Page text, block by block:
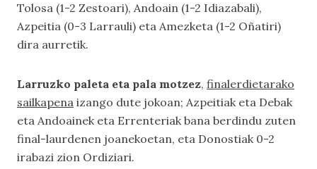
Tolosa (1-2 Zestoari), Andoain (1-2 Idiazabali),
Azpeitia (0-3 Larrauli) eta Amezketa (1-2 Oñatiri)
dira aurretik.
Larruzko paleta eta pala motzez, finalerdietarako
sailkapena izango dute jokoan; Azpeitiak eta Debak
eta Andoainek eta Errenteriak bana berdindu zuten
final-laurdenen joanekoetan, eta Donostiak 0-2
irabazi zion Ordiziari.